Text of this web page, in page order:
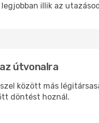
illik az
útvonalra
között más
döntést hoznál.